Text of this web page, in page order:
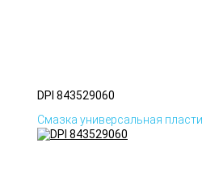
DPI 843529060
Смазка универсальная